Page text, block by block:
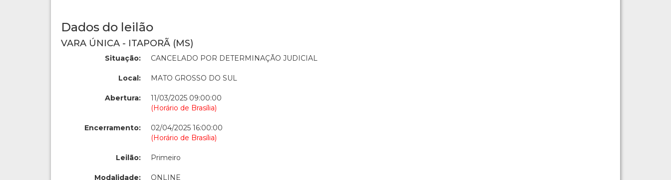
Dados do leilão
VARA ÚNICA - ITAPORÃ (MS)
Situação: CANCELADO POR DETERMINAÇÃO JUDICIAL
Local: MATO GROSSO DO SUL
Abertura:
11/03/2025 09:00:00
(Horário de Brasília)
Encerramento:
02/04/2025 16:00:00
(Horário de Brasília)
Leilão: Primeiro
Modalidade: ONLINE